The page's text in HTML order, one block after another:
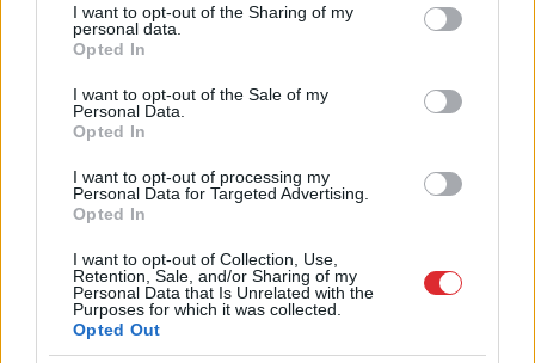
not limited to your visit or usage behaviour. You may click to
grant or deny consent to Google and its third-party tags to
use your data for below specified purposes in below Google
consent section.
I want to opt-out of the Sharing of my
personal data.
Opted In
I want to opt-out of the Sale of my
Personal Data.
Opted In
I want to opt-out of processing my
Personal Data for Targeted Advertising.
Opted In
I want to opt-out of Collection, Use,
Retention, Sale, and/or Sharing of my
Personal Data that Is Unrelated with the
Purposes for which it was collected.
Opted Out
“izrādes.lv”. Tieši skatītāju interese par izrādēm,
to apmeklēšanas iespējas un vērtējums taču ir
visbūtiskākais. Savukārt Elmāra Seņkova šīs
sezonas veikumi ir pārliecinoši (arī trāpīgie
izaicinošais, provokatīvais “Ričards. Nekā
personīga” NT. Lai visiem labs turpinājums
nākamajā posmā it visos teātros!
TĒMAS